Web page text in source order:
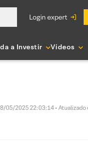
login expert
a Investir Vídeos
05/2025 22:03:14 •